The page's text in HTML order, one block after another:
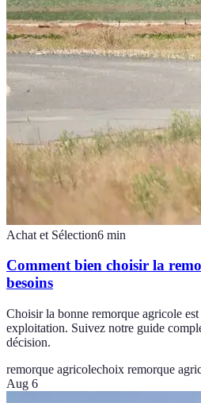
Achat et Sélection6 min
Comment bien choisir la
besoins
Choisir la bonne remorque agricole
exploitation. Suivez notre guide
décision.
remorque agricolechoix remorque
Aug 6